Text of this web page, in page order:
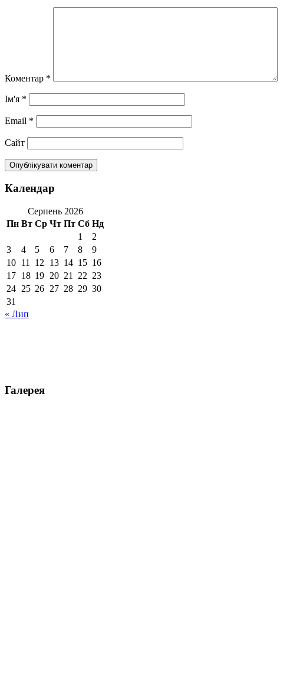
Коментар *
Ім'я *
Email *
Сайт
Календар
Серпень 2026
Пн Вт Ср Чт Пт Сб Нд
1
2
3
4 5 6 7 8
9
10 11 12 13 14 15 16
17 18 19 20 21 22 23
24 25 26 27 28 29 30
31
« Лип
Галерея